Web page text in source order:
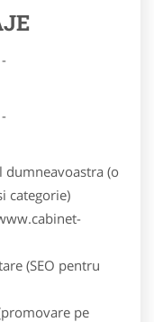
dumneavoastra (o
categorie)
(SEO pentru
pe